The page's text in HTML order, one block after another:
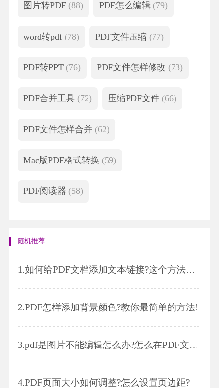
图片转PDF (88) PDF怎么编辑 (79)
word转pdf (78) PDF文件压缩 (77)
PDF转PPT (76) PDF文件怎样修改 (73)
PDF合并工具 (72) 压缩PDF文件 (66)
PDF文件怎样合并 (62)
Mac版PDF格式转换 (59)
PDF阅读器 (58)
随机推荐
1.如何给PDF文档添加文本链接?这个方法靠谱!
2.PDF怎样添加背景颜色?教你最简单的方法!
3.pdf是图片不能编辑怎么办?怎么在PDF文档中插入视频文件?
4.PDF页面大小如何调整?怎么设置页边距?